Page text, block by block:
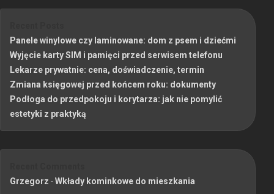
Panele winylowe czy laminowane: dom z psem i dziećmi
Wyjęcie karty SIM i pamięci przed serwisem telefonu
Lekarze prywatnie: cena, doświadczenie, termin
Zmiana księgowej przed końcem roku: dokumenty
Podłoga do przedpokoju i korytarza: jak nie pomylić
estetyki z praktyką
Grzegorz -Wkłady kominkowe do mieszkania